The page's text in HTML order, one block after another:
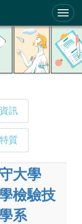
訊
質
大學
檢驗技
系